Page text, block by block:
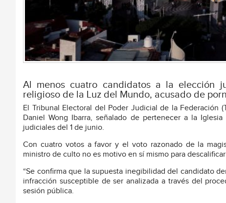
Al menos cuatro candidatos a la elección
religioso de la Luz del Mundo, acusado de
El Tribunal Electoral del Poder Judicial de la Federación
Daniel Wong Ibarra, señalado de pertenecer a la
judiciales del 1 de junio.
Con cuatro votos a favor y el voto razonado de la
ministro de culto no es motivo en sí mismo para
“Se confirma que la supuesta inegibilidad del candidato
infracción susceptible de ser analizada a través del
sesión pública.